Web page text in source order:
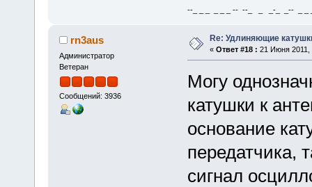
--_ _ _ _ _ _ -- --_ _ _-_ _-- _ _
rn3aus
Администратор
Ветеран
Сообщений: 3936
Re: Удлиняющие
« Ответ #18 : 21 Июня 2011,
Могу
катушки к
основание
передатчика,
сигнал